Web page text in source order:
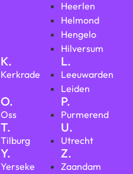
Heerlen
Helmond
Hengelo
Hilversum
K.
Kerkrade
L.
Leeuwarden
Leiden
O.
Oss
P.
Purmerend
T.
Tilburg
U.
Utrecht
Y.
Yerseke
Z.
Zaandam